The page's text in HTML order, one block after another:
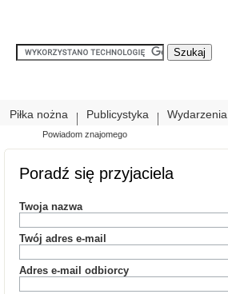
Piłka nożna Publicystyka Wydarzenia
Powiadom znajomego
Poradź się przyjaciela
Twoja nazwa
Twój adres e-mail
Adres e-mail odbiorcy